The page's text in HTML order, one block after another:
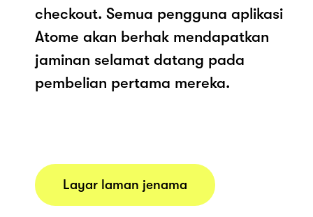
checkout. Semua pengguna aplikasi
Atome akan berhak mendapatkan
jaminan selamat datang pada
pembelian pertama mereka.
Layar laman jenama